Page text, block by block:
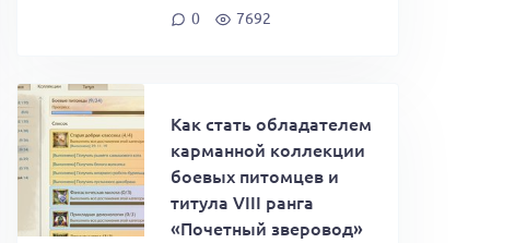
0 7692
Как стать обладателем
карманной коллекции
боевых питомцев и
титула VIII ранга
«Почетный зверовод»